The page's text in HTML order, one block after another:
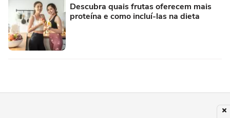
Descubra quais frutas oferecem mais
proteína e como incluí-las na dieta